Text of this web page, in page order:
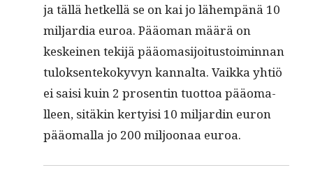
ja täl­lä het­kel­lä se on kai jo lähempänä 10
mil­jar­dia euroa. Pääo­man määrä on
keskeinen tek­i­jä pääo­masi­joi­tus­toimin­nan
tulok­sen­tekokyvyn kannal­ta. Vaik­ka yhtiö
ei saisi kuin 2 pros­entin tuot­toa pääo­ma­
lleen, sitäkin ker­ty­isi 10 mil­jardin euron
pääo­ma­l­la jo 200 miljoon­aa euroa.